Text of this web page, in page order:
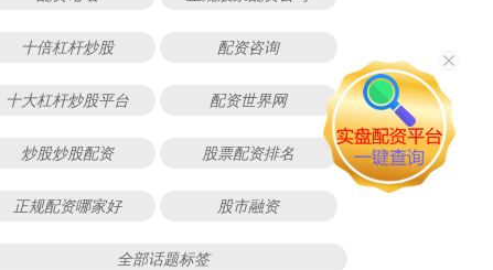
十倍杠杆炒股 配资咨询
十大杠杆炒股平台 配资世界网
炒股炒股配资 股票配资排名
正规配资哪家好 股市融资
全部话题标签